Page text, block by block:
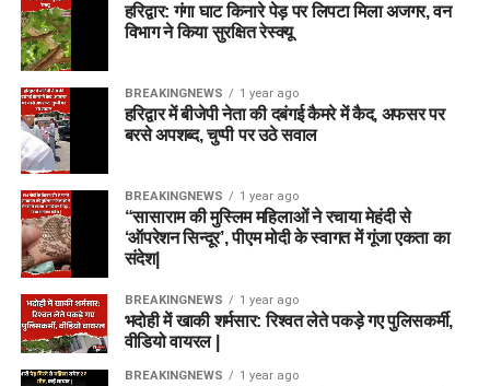
हरिद्वार: गंगा घाट किनारे पेड़ पर लिपटा मिला अजगर, वन
विभाग ने किया सुरक्षित रेस्क्यू
BREAKINGNEWS 1 year ago
हरिद्वार में बीजेपी नेता की दबंगई कैमरे में कैद, अफसर पर
बरसे अपशब्द, चुप्पी पर उठे सवाल
BREAKINGNEWS 1 year ago
“सासाराम की मुस्लिम महिलाओं ने रचाया मेहंदी से
‘ऑपरेशन सिन्दूर’, पीएम मोदी के स्वागत में गूंजा एकता का
संदेश|
BREAKINGNEWS 1 year ago
भदोही में खाकी शर्मसार: रिश्वत लेते पकड़े गए पुलिसकर्मी,
वीडियो वायरल |
BREAKINGNEWS 1 year ago